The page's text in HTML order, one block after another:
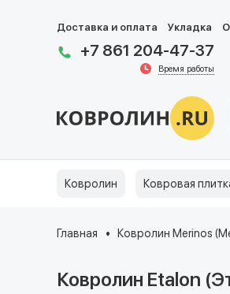
Доставка и оплата Укладка
+7 861 204-47-37
Время работы
Ковролин Ковровая
Главная Ковролин Merinos
Ковролин Etalon